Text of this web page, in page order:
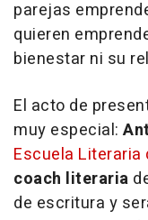
parejas
quieren
bienestar ni su
El acto de
muy especial:
Escuela Literaria
coach literaria
de escritura y